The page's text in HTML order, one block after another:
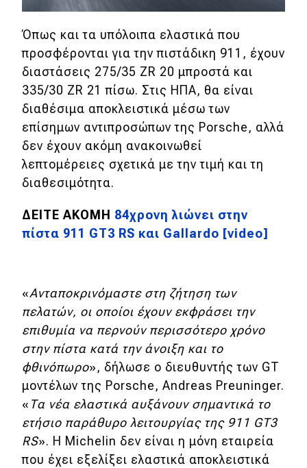
Όπως και τα υπόλοιπα ελαστικά που
προσφέρονται για την πιστάδικη 911, έχουν
διαστάσεις 275/35 ZR 20 μπροστά και
335/30 ZR 21 πίσω. Στις ΗΠΑ, θα είναι
διαθέσιμα αποκλειστικά μέσω των
επίσημων αντιπροσώπων της Porsche, αλλά
δεν έχουν ακόμη ανακοινωθεί
λεπτομέρειες σχετικά με την τιμή και τη
διαθεσιμότητα.
ΔΕΙΤΕ ΑΚΟΜΗ 84χρονη λιώνει στην
πίστα 911 GT3 RS και Gallardo [video]
«Ανταποκρινόμαστε στη ζήτηση των
πελατών, οι οποίοι έχουν εκφράσει την
επιθυμία να περνούν περισσότερο χρόνο
στην πίστα κατά την άνοιξη και το
φθινόπωρο», δήλωσε ο διευθυντής των GT
μοντέλων της Porsche, Andreas Preuninger.
« Τα νέα ελαστικά αυξάνουν σημαντικά το
ετήσιο παράθυρο λειτουργίας της 911 GT3
RS». Η Michelin δεν είναι η μόνη εταιρεία
που έχει εξελίξει ελαστικά αποκλειστικά